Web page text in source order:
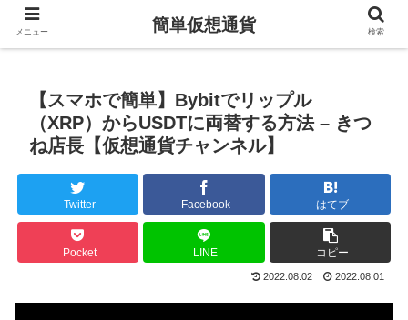
【スマホで簡単】Bybitでリップル
（XRP）からUSDTに両替する方法 – きつ
ね店長【仮想通貨チャンネル】
Twitter Facebook はてブ
Pocket LINE コピー
2022.08.02 2022.08.01
メニュー 簡単仮想通貨 検索